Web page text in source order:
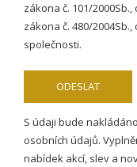
zákona č. 101/
zákona č. 480/
společnosti.
S údaji bude
osobních údajů.
nabídek akcí, slev a